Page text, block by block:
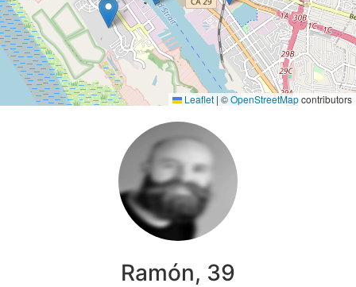
Leaflet | ©OpenStreetMapcontributors
Ramón, 39